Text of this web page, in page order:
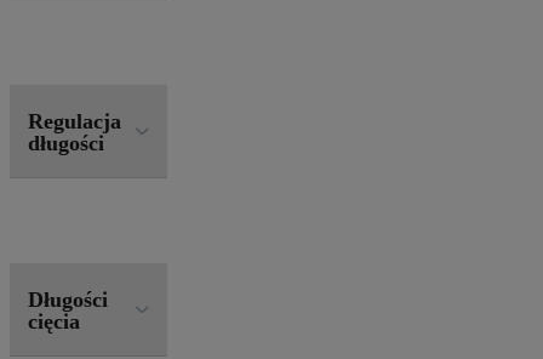
Regulacja
długości
Długości
cięcia